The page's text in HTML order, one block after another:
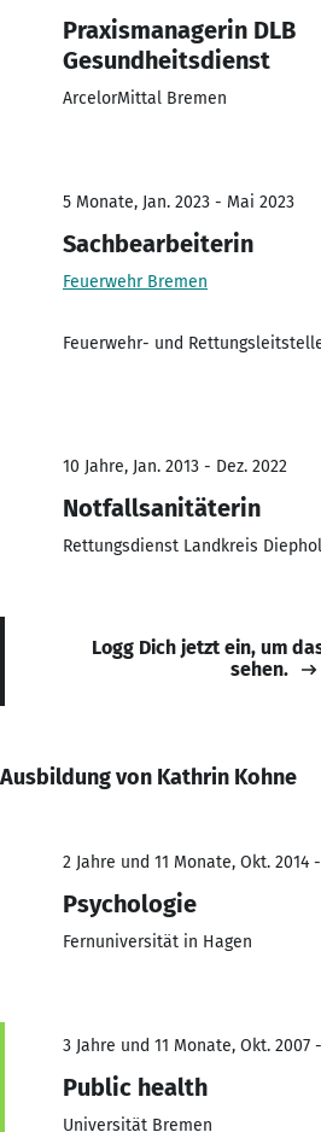
Praxismanagerin DLB
Gesundheitsdienst
ArcelorMittal Bremen
5 Monate, Jan. 2023 - Mai 2023
Sachbearbeiterin
Feuerwehr Bremen
Feuerwehr- und
10 Jahre, Jan. 2013 - Dez. 2022
Notfallsanitäterin
Rettungsdienst Landkreis
Logg Dich jetzt ein, um
sehen.
Ausbildung von Kathrin Kohne
2 Jahre und 11 Monate, Okt. 2014
Psychologie
Fernuniversität in Hagen
3 Jahre und 11 Monate, Okt. 2007
Public health
Universität Bremen